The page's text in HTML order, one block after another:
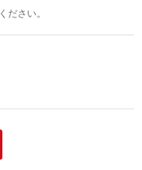
ださい。